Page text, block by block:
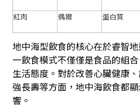
紅肉 偶爾 蛋白質
地中海型飲食的核心在於睿智
一飲食模式不僅僅是食品的組
生活態度。對於改善心臟健康
強長壽等方面，地中海飲食都
響。